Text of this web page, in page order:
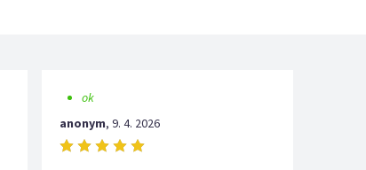
ok
anonym, 9. 4. 2026